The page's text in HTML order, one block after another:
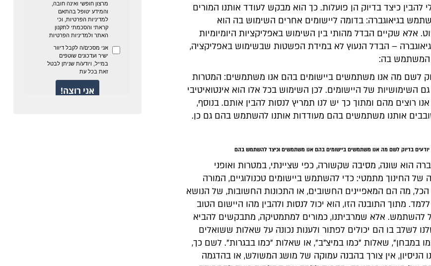
להבין כיצד בדיוק הן פועלות. כך הוא מבקש לעודד אותנו המורים
בגיאוגברה: בדומה ליישומים אחרים השימוש בה הוא
אלא שקיים הבדל מהותי בין השימוש באפליקציות היומיומיות
– הבדל הנעוץ לא במידת הפשטות שבשימוש באפליקציה,
המשתמש בה:
לשם מה אנו משתמשים ביישומים בהם אנו משתמשים: המטרות
גם השימושיות של היישומים. לכן השימוש בכל אלו הוא אינטואיטיבי
רוצים מהם ומתוך כך יש לנו תמריץ לנסות להבין אותם. בנוסף,
אותנו משתמשים בהם מעודדות אותנו להשתמש בהם גם כן.
יודעים בדיוק לשם מה אנו משתמשים ביישומים בהם אנו משתמשים וכיצד להשתמש בהם
הוא שונה, מסיבה שקשורה, כפי שציינתי, במטרות ואופני
של החינוך מתמטי: כדי להשתמש ביישומים טכנולוגיים, המורה
הכל, מה הם המאפיינים החשובים, או התכונות החשובות, של הנושא
מתוך התובנה הזו, הוא יכול לנסות ולהבין מהו היישום הטוב
להשתמש. אלא שמרביתנו, כמורים למתמטיקה, מתבקשים להביא
לשלב בו הם יכולים לפתור ולענות נכונה על שאלות ששואלים
במבחן", שאלות "כמו במיצ"ב", או שאלות "כמו בבגרות". לשם כך,
הניסיון, אין צורך בהבנה עמוקה של מושג המשולש, או בהדגמה